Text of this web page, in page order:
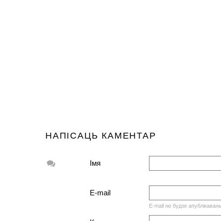
НАПІСАЦЬ КАМЕНТАР
Імя
E-mail
E-mail не будзе